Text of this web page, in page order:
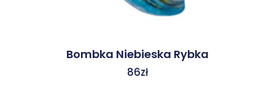
Bombka Niebieska Rybka
86zł